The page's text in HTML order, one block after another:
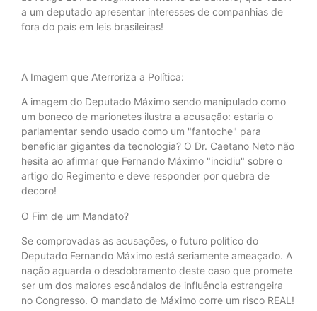
a um deputado apresentar interesses de companhias de
fora do país em leis brasileiras!
A Imagem que Aterroriza a Política:
A imagem do Deputado Máximo sendo manipulado como
um boneco de marionetes ilustra a acusação: estaria o
parlamentar sendo usado como um "fantoche" para
beneficiar gigantes da tecnologia? O Dr. Caetano Neto não
hesita ao afirmar que Fernando Máximo "incidiu" sobre o
artigo do Regimento e deve responder por quebra de
decoro!
O Fim de um Mandato?
Se comprovadas as acusações, o futuro político do
Deputado Fernando Máximo está seriamente ameaçado. A
nação aguarda o desdobramento deste caso que promete
ser um dos maiores escândalos de influência estrangeira
no Congresso. O mandato de Máximo corre um risco REAL!